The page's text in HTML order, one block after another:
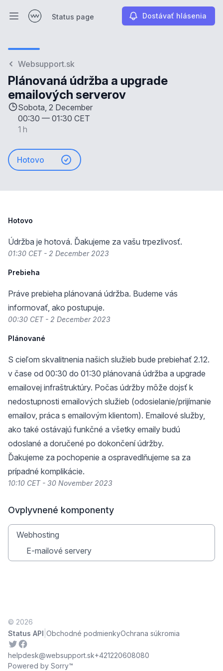
Otvoriť hlavné menu
Status page Dostávať hlásenia
Websupport.sk
Plánovaná údržba a upgrade
emailových serverov
Sobota, 2 December
00:30 — 01:30 CET
1 h
Hotovo
Hotovo
Údržba je hotová. Ďakujeme za vašu trpezlivosť.
01:30 CET - 2 December 2023
Prebieha
Práve prebieha plánovaná údržba. Budeme vás
informovať, ako postupuje.
00:30 CET - 2 December 2023
Plánované
S cieľom skvalitnenia našich služieb bude prebiehať 2.12.
v čase od 00:30 do 01:30 plánovaná údržba a upgrade
emailovej infraštruktúry. Počas údržby môže dojsť k
nedostupnosti emailových služieb (odosielanie/prijímanie
emailov, práca s emailovým klientom). Emailové služby,
ako také ostávajú funkčné a všetky emaily budú
odoslané a doručené po dokončení údržby.
Ďakujeme za pochopenie a ospravedlňujeme sa za
prípadné komplikácie.
10:10 CET - 30 November 2023
Ovplyvnené komponenty
Webhosting
E-mailové servery
© 2026
Status API Obchodné podmienkyOchrana súkromia
TwitterFacebook
helpdesk@websupport.sk+421220608080
Powered by Sorry™